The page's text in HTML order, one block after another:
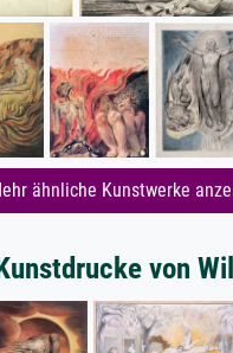
ähnliche Kunstwerke
von